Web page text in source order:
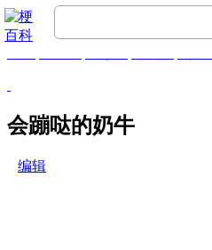
会蹦哒的奶牛
编辑